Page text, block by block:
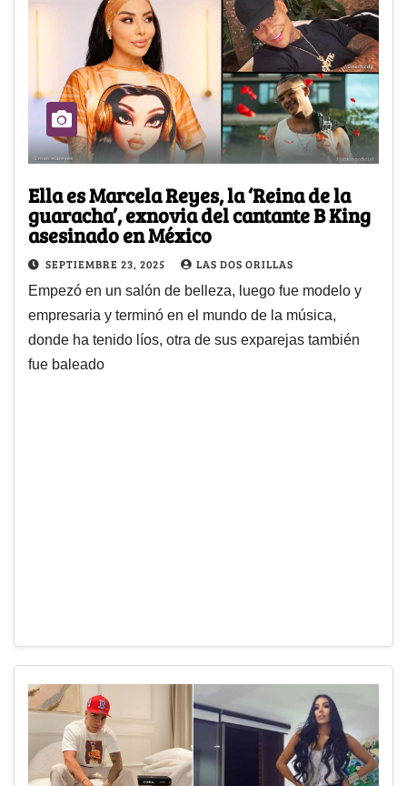
Ella es Marcela Reyes, la ‘Reina de la
guaracha’, exnovia del cantante B King
asesinado en México
SEPTIEMBRE 23, 2025 LAS DOS ORILLAS
Empezó en un salón de belleza, luego fue modelo y
empresaria y terminó en el mundo de la música,
donde ha tenido líos, otra de sus exparejas también
fue baleado